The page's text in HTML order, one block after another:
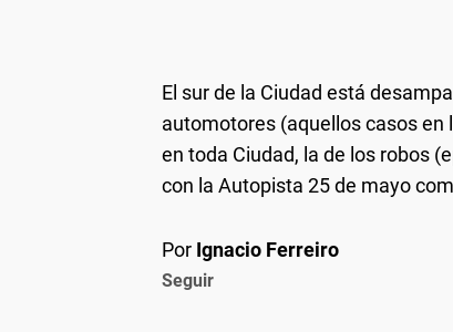
El sur de la Ciudad está
automotores (aquellos casos en
en toda Ciudad, la de los robos
con la Autopista 25 de mayo
Por Ignacio Ferreiro
Seguir